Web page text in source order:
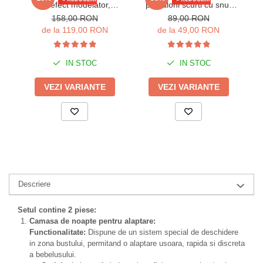
cu efect modelator,
turcoaz, Aqua marine
158,00 RON
de la 119,00 RON
IN STOC
VEZI VARIANTE
pantaloni scurti cu snur
reglabil, negru 2296d
89,00 RON
de la 49,00 RON
IN STOC
VEZI VARIANTE
Descriere
Setul contine 2 piese:
Camasa de noapte pentru alaptare:
Functionalitate: Dispune de un sistem special de deschidere
in zona bustului, permitand o alaptare usoara, rapida si discreta
a bebelusului.